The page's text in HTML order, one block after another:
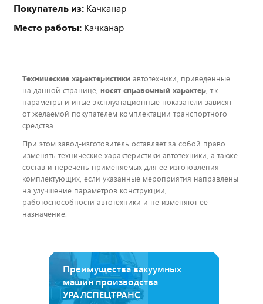
Покупатель из: Качканар
Место работы: Качканар
Технические характеристики автотехники, приведенные
на данной странице, носят справочный характер, т.к.
параметры и иные эксплуатационные показатели зависят
от желаемой покупателем комплектации транспортного
средства.
При этом завод-изготовитель оставляет за собой право
изменять технические характеристики автотехники, а также
состав и перечень применяемых для ее изготовления
комплектующих, если указанные мероприятия направлены
на улучшение параметров конструкции,
работоспособности автотехники и не изменяют ее
назначение.
Преимущества вакуумных
машин производства
УРАЛСПЕЦТРАНС